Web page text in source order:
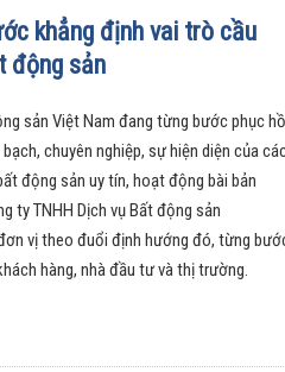
khẳng định vai trò cầu
động sản
sản Việt Nam đang từng bước phục
chuyên nghiệp, sự hiện diện của
động sản uy tín, hoạt động bài bản
ty TNHH Dịch vụ Bất động sản
vị theo đuổi định hướng đó, từng
hàng, nhà đầu tư và thị trường.